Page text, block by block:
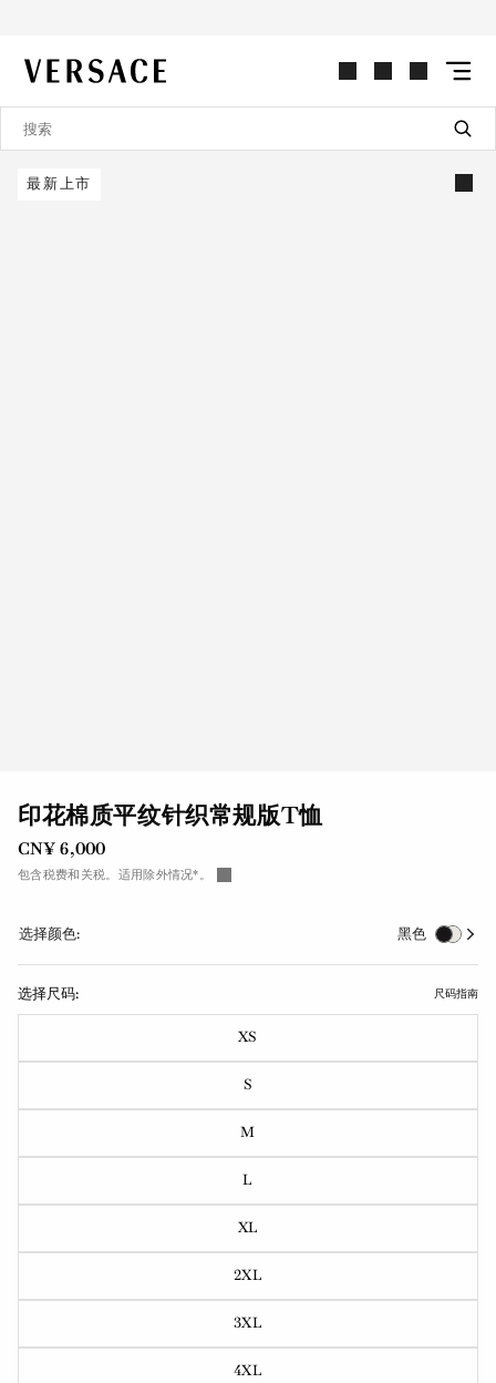
VERSACE | 主页
最新上市
印花棉质平纹针织常规版T恤
CN¥ 6,000
包含税费和关税。适用除外情况*。
选择颜色: 黑色
选择尺码: 尺码指南
XS
S
M
L
XL
2XL
3XL
4XL